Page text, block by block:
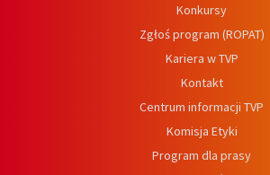
Konkursy
Zgłoś program (ROPAT)
Kariera w TVP
Kontakt
Centrum informacji TVP
Komisja Etyki
Program dla prasy